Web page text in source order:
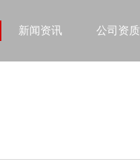
新闻资讯 公司资质